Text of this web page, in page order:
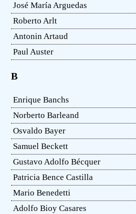
José María Arguedas
Roberto Arlt
Antonin Artaud
Paul Auster
B
Enrique Banchs
Norberto Barleand
Osvaldo Bayer
Samuel Beckett
Gustavo Adolfo Bécquer
Patricia Bence Castilla
Mario Benedetti
Adolfo Bioy Casares